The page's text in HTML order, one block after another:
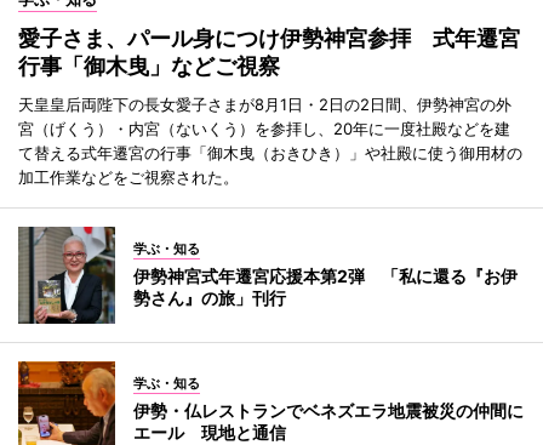
愛子さま、パール身につけ伊勢神宮参拝 式年遷宮
行事「御木曳」などご視察
天皇皇后両陛下の長女愛子さまが8月1日・2日の2日間、伊勢神宮の外
宮（げくう）・内宮（ないくう）を参拝し、20年に一度社殿などを建
て替える式年遷宮の行事「御木曳（おきひき）」や社殿に使う御用材の
加工作業などをご視察された。
学ぶ・知る
伊勢神宮式年遷宮応援本第2弾 「私に還る『お伊
勢さん』の旅」刊行
学ぶ・知る
伊勢・仏レストランでベネズエラ地震被災の仲間に
エール 現地と通信